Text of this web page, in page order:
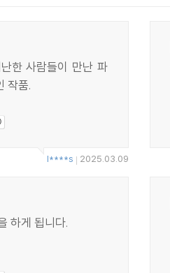
한 사람들이 만난 파
작품.
l****s | 2025.03.09
하게 됩니다.